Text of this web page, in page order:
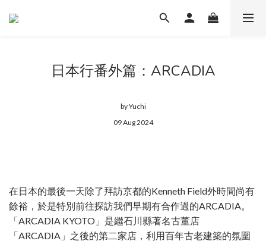
日本行番外篇：ARCADIA
by Yuchi
09 Aug 2024
在日本的最後一天除了拜訪京都的Kenneth Field外時間尚有
餘裕，於是特別前往探訪我們早期有合作過的ARCADIA。
「ARCADIA KYOTO」是繼石川縣著名古董店
「ARCADIA」之後的第二家店，利用百年古老建築的氛圍